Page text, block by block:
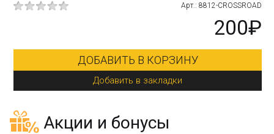
Арт.: 8812-CROSSROAD
200₽
ДОБАВИТЬ В КОРЗИНУ
Добавить в закладки
Акции и бонусы